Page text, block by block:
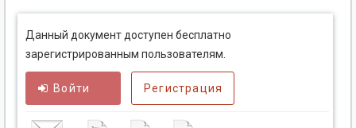
Данный документ доступен бесплатно
зарегистрированным пользователям.
Войти Регистрация